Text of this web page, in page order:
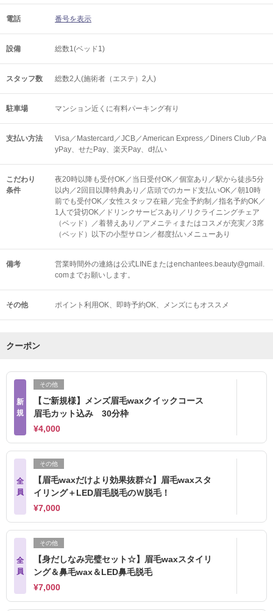
電話 番号を表示
設備 総数1(ベッド1)
スタッフ数 総数2人(施術者（エステ）2人)
駐車場 マンション近くに有料パーキング有り
支払い方法
Visa／Mastercard／JCB／American Express／Diners Club／Pa
yPay、せたPay、楽天Pay、d払い
こだわり
条件
夜20時以降も受付OK／当日受付OK／個室あり／駅から徒歩5分
以内／2回目以降特典あり／店頭でのカード支払いOK／朝10時
前でも受付OK／女性スタッフ在籍／完全予約制／指名予約OK／
1人で貸切OK／ドリンクサービスあり／リクライニングチェア
（ベッド）／着替えあり／アメニティまたはコスメが充実／3席
（ベッド）以下の小型サロン／都度払いメニューあり
備考
営業時間外の連絡は公式LINEまたはenchantees.beauty@gmail.
comまでお願いします。
その他 ポイント利用OK 即時予約OK メンズにもオススメ
クーポン
新
規
その他
【ご新規様】メンズ眉毛waxクイックコース
眉毛カット込み 30分枠
¥4,000
全
員
その他
【眉毛waxだけより効果抜群☆】眉毛waxスタ
イリング＋LED眉毛脱毛のＷ脱毛！
¥7,000
全
員
その他
【身だしなみ完璧セット☆】眉毛waxスタイリ
ング＆鼻毛wax＆LED鼻毛脱毛
¥7,000